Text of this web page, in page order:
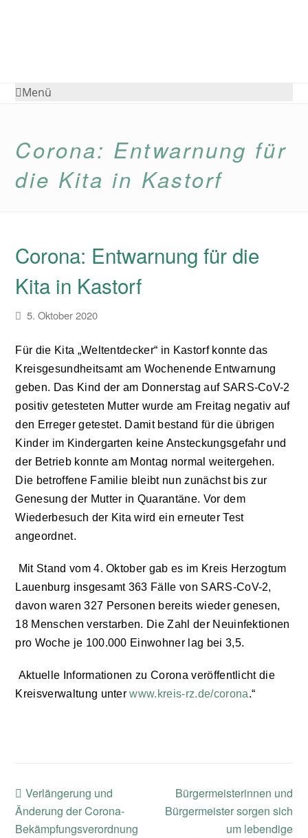
Menü
Corona: Entwarnung für
die Kita in Kastorf
Corona: Entwarnung für die
Kita in Kastorf
5. Oktober 2020
Für die Kita „Weltentdecker“ in Kastorf konnte das
Kreisgesundheitsamt am Wochenende Entwarnung
geben. Das Kind der am Donnerstag auf SARS-CoV-2
positiv getesteten Mutter wurde am Freitag negativ auf
den Erreger getestet. Damit bestand für die übrigen
Kinder im Kindergarten keine Ansteckungsgefahr und
der Betrieb konnte am Montag normal weitergehen.
Die betroffene Familie bleibt nun zunächst bis zur
Genesung der Mutter in Quarantäne. Vor dem
Wiederbesuch der Kita wird ein erneuter Test
angeordnet.
Mit Stand vom 4. Oktober gab es im Kreis Herzogtum
Lauenburg insgesamt 363 Fälle von SARS-CoV-2,
davon waren 327 Personen bereits wieder genesen,
18 Menschen verstarben. Die Zahl der Neuinfektionen
pro Woche je 100.000 Einwohner lag bei 3,5.
Aktuelle Informationen zu Corona veröffentlicht die
Kreisverwaltung unterwww.kreis-rz.de/corona.“
previous
post:
Verlängerung und
Änderung der Corona-
Bekämpfungsverordnung
next
post:
Bürgermeisterinnen und
Bürgermeister sorgen sich
um lebendige